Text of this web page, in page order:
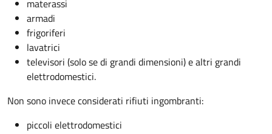
materassi
armadi
frigoriferi
lavatrici
televisori (solo se di grandi dimensioni) e altri grandi
elettrodomestici.
Non sono invece considerati rifiuti ingombranti:
piccoli elettrodomestici